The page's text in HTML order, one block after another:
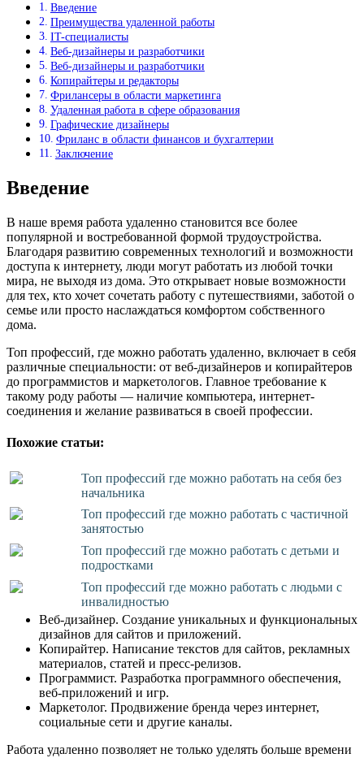
Введение
Преимущества удаленной работы
IT-специалисты
Веб-дизайнеры и разработчики
Веб-дизайнеры и разработчики
Копирайтеры и редакторы
Фрилансеры в области маркетинга
Удаленная работа в сфере образования
Графические дизайнеры
Фриланс в области финансов и бухгалтерии
Заключение
Введение
В наше время работа удаленно становится все более
популярной и востребованной формой трудоустройства.
Благодаря развитию современных технологий и возможности
доступа к интернету, люди могут работать из любой точки
мира, не выходя из дома. Это открывает новые возможности
для тех, кто хочет сочетать работу с путешествиями, заботой о
семье или просто наслаждаться комфортом собственного
дома.
Топ профессий, где можно работать удаленно, включает в себя
различные специальности: от веб-дизайнеров и копирайтеров
до программистов и маркетологов. Главное требование к
такому роду работы — наличие компьютера, интернет-
соединения и желание развиваться в своей профессии.
Похожие статьи:
Топ профессий где можно работать на себя без
начальника
Топ профессий где можно работать с частичной
занятостью
Топ профессий где можно работать с детьми и
подростками
Топ профессий где можно работать с людьми с
инвалидностью
Веб-дизайнер. Создание уникальных и функциональных
дизайнов для сайтов и приложений.
Копирайтер. Написание текстов для сайтов, рекламных
материалов, статей и пресс-релизов.
Программист. Разработка программного обеспечения,
веб-приложений и игр.
Маркетолог. Продвижение бренда через интернет,
социальные сети и другие каналы.
Работа удаленно позволяет не только уделять больше времени